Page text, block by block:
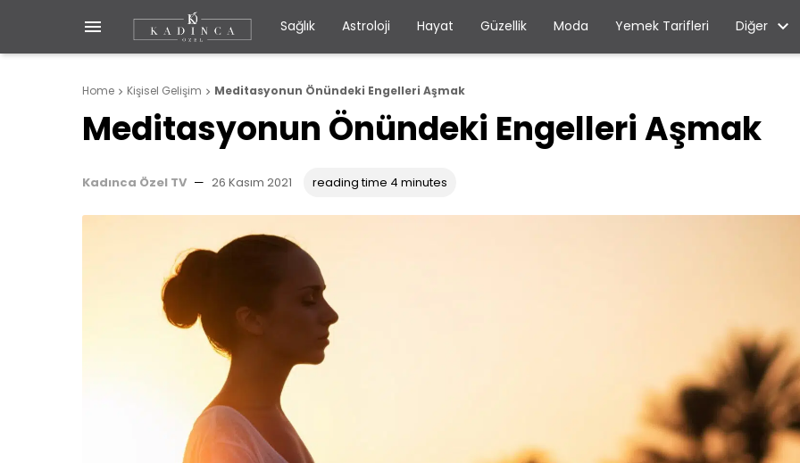
 Sağlık Astroloji Hayat Güzellik Moda Yemek Tarifleri Diğer
Home  Kişisel Gelişim  Meditasyonun Önündeki Engelleri Aşmak
Meditasyonun Önündeki Engelleri Aşmak
Kadınca Özel TV — 26 Kasım 2021 reading time 4 minutes